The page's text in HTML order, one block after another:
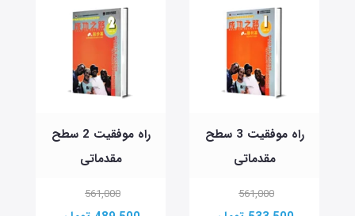
راه موفقیت 3 سطح
مقدماتی
561,000
راه موفقیت 2 سطح
مقدماتی
561,000